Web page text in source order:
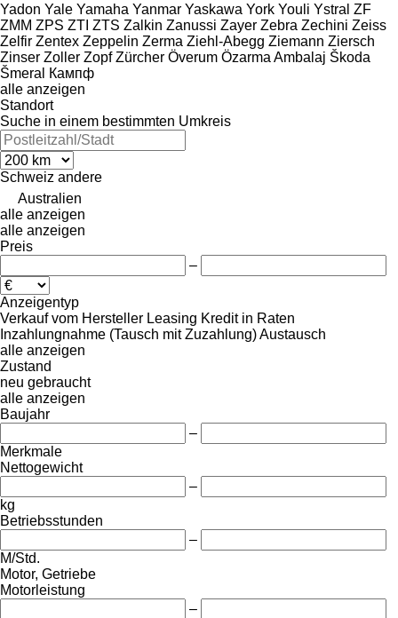
Yadon Yale Yamaha Yanmar Yaskawa York Youli Ystral ZF
ZMM ZPS ZTI ZTS Zalkin Zanussi Zayer Zebra Zechini Zeiss
Zelfir Zentex Zeppelin Zerma Ziehl-Abegg Ziemann Ziersch
Zinser Zoller Zopf Zürcher Överum Özarma Ambalaj Škoda
Šmeral
Кампф
alle anzeigen
Standort
Suche in einem bestimmten Umkreis
Schweiz andere
Australien
alle anzeigen
alle anzeigen
Preis
–
Anzeigentyp
Verkauf vom Hersteller Leasing Kredit in Raten
Inzahlungnahme (Tausch mit Zuzahlung)Austausch
alle anzeigen
Zustand
neu gebraucht
alle anzeigen
Baujahr
–
Merkmale
Nettogewicht
–
kg
Betriebsstunden
–
M/Std.
Motor, Getriebe
Motorleistung
–